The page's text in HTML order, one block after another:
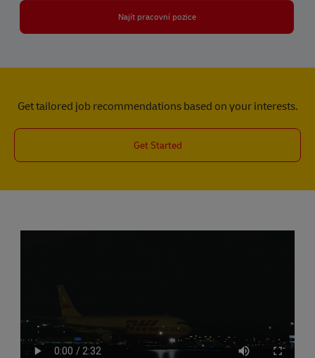
Najít pracovní pozice
Get tailored job recommendations based on your interests.
Get Started